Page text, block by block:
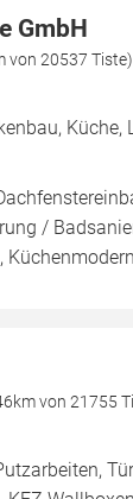
GmbH
von 20537 Tiste)
/
von 21755